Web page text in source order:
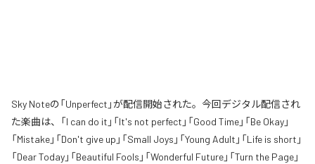
Sky Noteの「Unperfect」が配信開始された。今回デジタル配信され
た楽曲は、「I can do it」「It's not perfect」「Good Time」「Be Okay」
「Mistake」「Don't give up」「Small Joys」「Young Adult」「Life is short」
「Dear Today」「Beautiful Fools」「Wonderful Future」「Turn the Page」